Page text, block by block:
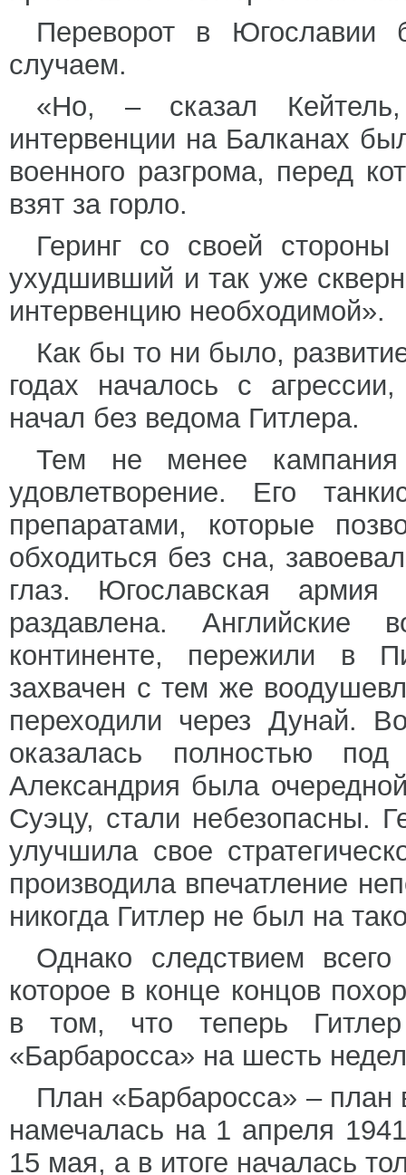
Переворот в Югославии
случаем.
«Но, – сказал
интервенции на Балканах
военного разгрома, перед
взят за горло.
Геринг со своей
ухудшивший и так уже
интервенцию необходимой».
Как бы то ни было,
годах началось с
начал без ведома Гитлера.
Тем не менее
удовлетворение. Его
препаратами, которые
обходиться без сна,
глаз. Югославская
раздавлена.
континенте, пережили в
захвачен с тем же
переходили через Дунай.
оказалась полностью
Александрия была
Суэцу, стали небезопасны.
улучшила свое
производила впечатление
никогда Гитлер не был на
Однако следствием всего
которое в конце концов
в том, что теперь
«Барбаросса» на шесть
План «Барбаросса» –
намечалась на 1 апреля
15 мая, а в итоге началась